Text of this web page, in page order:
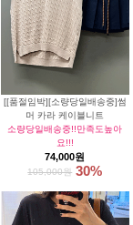
[[품절임박][소량당일배송중]썸
머 카라 케이블니트
소량당일배송중!!만족도높아
요!!!
74,000원
105,000원 30%